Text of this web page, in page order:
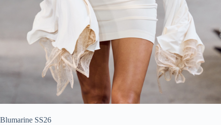
Blumarine SS26